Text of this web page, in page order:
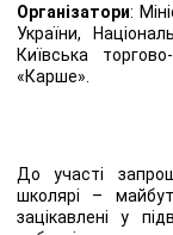
Організатори:
України,
Київська
«Карше».
До участі
школярі –
зацікавлені у